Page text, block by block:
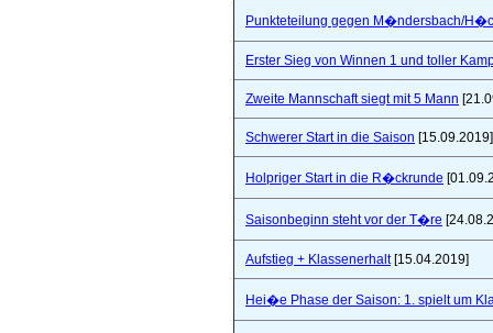
Punkteteilung gegen M�ndersbach/
Erster Sieg von Winnen 1 und toller
Zweite Mannschaft siegt mit 5 Mann
Schwerer Start in die Saison [15.09.2019]
Holpriger Start in die R�ckrunde
Saisonbeginn steht vor der T�re
Aufstieg + Klassenerhalt[15.04.2019]
Hei�e Phase der Saison: 1. spielt um